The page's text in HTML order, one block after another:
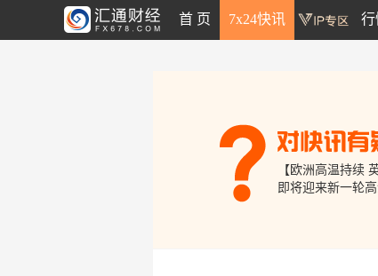
首 页 7x24快讯 行
【欧洲高温持续 英国电网发布夏季电力